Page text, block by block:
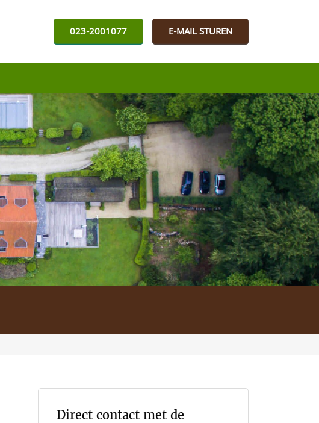
023-2001077 E-MAIL STUREN
Direct contact met de